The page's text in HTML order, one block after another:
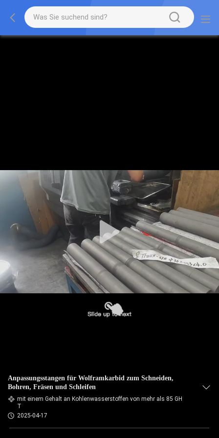
Anpassungsstangen für Wolframkarbid zum Schneiden,
Bohren, Fräsen und Schleifen
mit einem Gehalt an Kohlenwasserstoffen von mehr als 85 GH
T
2025-04-17